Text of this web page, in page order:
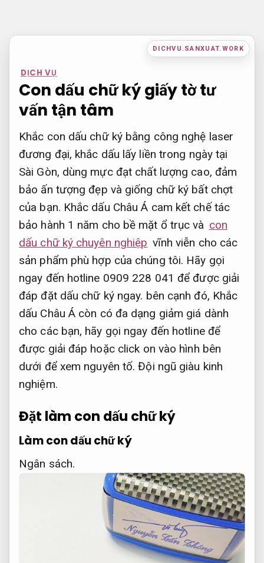
nội
DICHVU.SANXUAT.WORK
DỊCH VỤ
Con dấu chữ ký giấy tờ tư
vấn tận tâm
Khắc con dấu chữ ký bằng công nghệ laser
đương đại, khắc dấu lấy liền trong ngày tại
Sài Gòn, dùng mực đạt chất lượng cao, đảm
bảo ấn tượng đẹp và giống chữ ký bất chợt
của bạn. Khắc dấu Châu Á cam kết chế tác
bảo hành 1 năm cho bề mặt ổ trục và con
dấu chữ ký chuyên nghiệp vĩnh viễn cho các
sản phẩm phù hợp của chúng tôi. Hãy gọi
ngay đến hotline 0909 228 041 để được giải
đáp đặt dấu chữ ký ngay. bên cạnh đó, Khắc
dấu Châu Á còn có đa dạng giảm giá dành
cho các bạn, hãy gọi ngay đến hotline để
được giải đáp hoặc click on vào hình bên
dưới để xem nguyên tố.Đội ngũ giàu kinh
nghiệm.
Đặt làm con dấu chữ ký
Làm con dấu chữ ký
Ngân sách.